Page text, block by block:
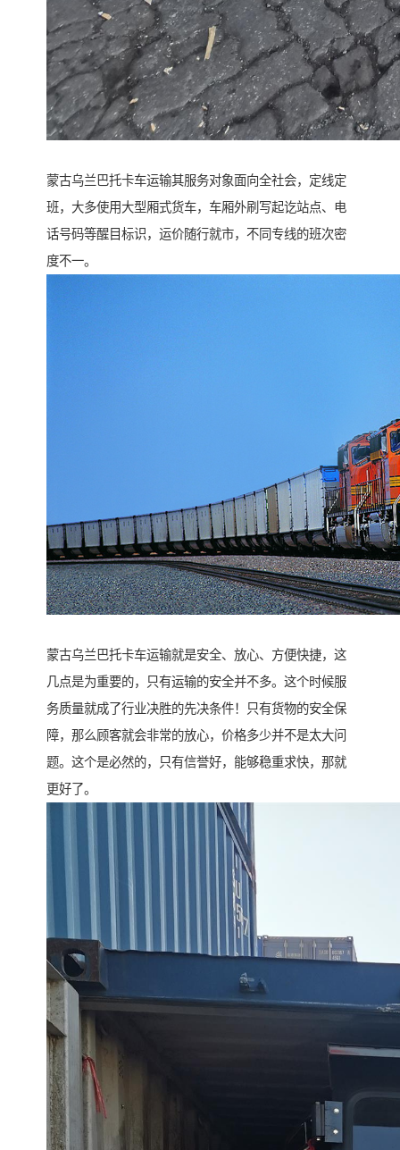
蒙古乌兰巴托卡车运输其服务对象面向全社会，定线定
班，大多使用大型厢式货车，车厢外刷写起讫站点、电
话号码等醒目标识，运价随行就市，不同专线的班次密
度不一。
蒙古乌兰巴托卡车运输就是安全、放心、方便快捷，这
几点是为重要的，只有运输的安全并不多。这个时候服
务质量就成了行业决胜的先决条件！只有货物的安全保
障，那么顾客就会非常的放心，价格多少并不是太大问
题。这个是必然的，只有信誉好，能够稳重求快，那就
更好了。